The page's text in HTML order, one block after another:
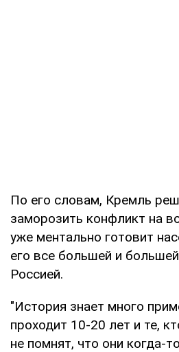
По его словам, Кремль
заморозить конфликт на
уже ментально готовит
его все большей и
Россией.
"История знает много
проходит 10-20 лет и те,
не помнят, что они когда-